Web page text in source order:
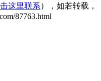
这里联系），如若转载，
87763.html